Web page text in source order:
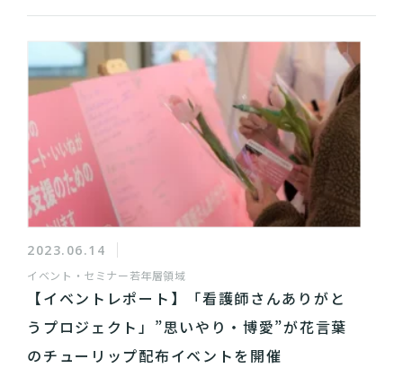
2023.06.14
イベント・セミナー若年層領域
【イベントレポート】「看護師さんありがと
うプロジェクト」”思いやり・博愛”が花言葉
のチューリップ配布イベントを開催